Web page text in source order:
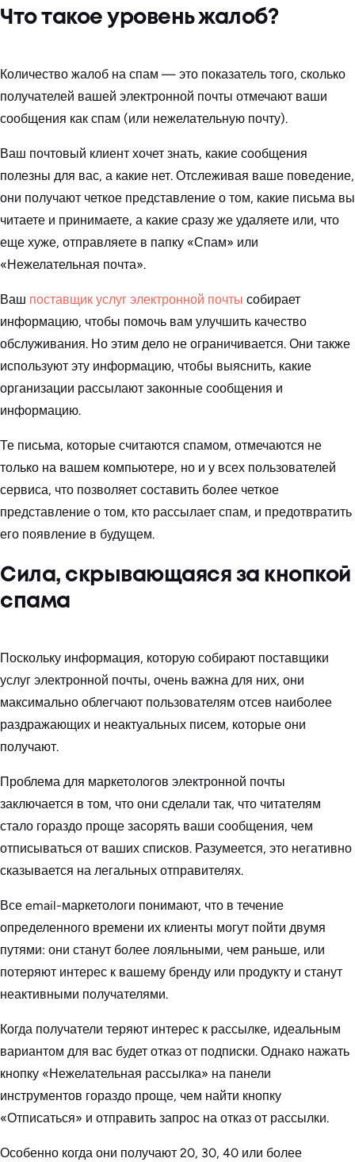
Что такое уровень жалоб?
Количество жалоб на спам — это показатель того, сколько
получателей вашей электронной почты отмечают ваши
сообщения как спам (или нежелательную почту).
Ваш почтовый клиент хочет знать, какие сообщения
полезны для вас, а какие нет. Отслеживая ваше поведение,
они получают четкое представление о том, какие письма вы
читаете и принимаете, а какие сразу же удаляете или, что
еще хуже, отправляете в папку «Спам» или
«Нежелательная почта».
Ваш поставщик услуг электронной почты собирает
информацию, чтобы помочь вам улучшить качество
обслуживания. Но этим дело не ограничивается. Они также
используют эту информацию, чтобы выяснить, какие
организации рассылают законные сообщения и
информацию.
Те письма, которые считаются спамом, отмечаются не
только на вашем компьютере, но и у всех пользователей
сервиса, что позволяет составить более четкое
представление о том, кто рассылает спам, и предотвратить
его появление в будущем.
Сила, скрывающаяся за кнопкой
спама
Поскольку информация, которую собирают поставщики
услуг электронной почты, очень важна для них, они
максимально облегчают пользователям отсев наиболее
раздражающих и неактуальных писем, которые они
получают.
Проблема для маркетологов электронной почты
заключается в том, что они сделали так, что читателям
стало гораздо проще засорять ваши сообщения, чем
отписываться от ваших списков. Разумеется, это негативно
сказывается на легальных отправителях.
Все email-маркетологи понимают, что в течение
определенного времени их клиенты могут пойти двумя
путями: они станут более лояльными, чем раньше, или
потеряют интерес к вашему бренду или продукту и станут
неактивными получателями.
Когда получатели теряют интерес к рассылке, идеальным
вариантом для вас будет отказ от подписки. Однако нажать
кнопку «Нежелательная рассылка» на панели
инструментов гораздо проще, чем найти кнопку
«Отписаться» и отправить запрос на отказ от рассылки.
Особенно когда они получают 20, 30, 40 или более